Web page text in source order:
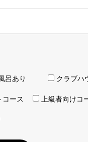
呂あり クラブハ
コース 上級者向けコ